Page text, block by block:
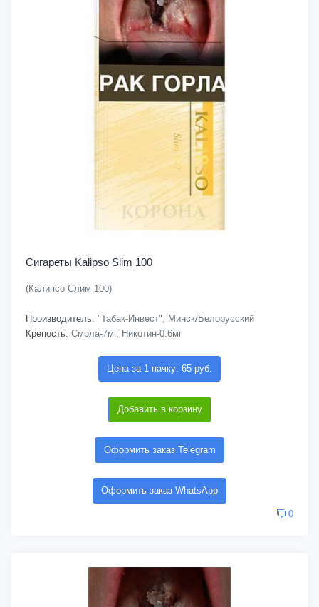
Сигареты Kalipso Slim 100
(Калипсо Слим 100)
Производитель: "Табак-Инвест", Минск/Белорусский
Крепость: Смола-7мг, Никотин-0.6мг
Цена за 1 пачку: 65 руб.
Добавить в корзину
Оформить заказ Telegram
Оформить заказ WhatsApp
0